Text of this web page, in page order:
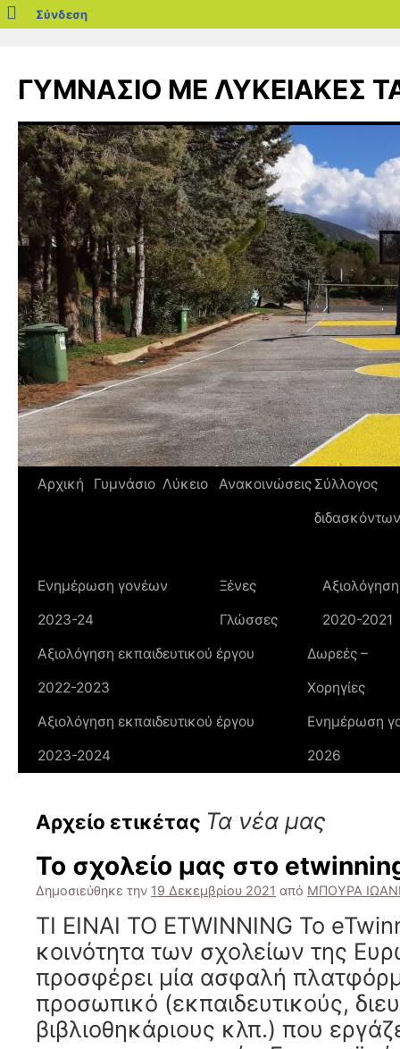
blogs.sch.gr
Σύνδεση
περιεχόμενο
ΓΥΜΝΑΣΙΟ ΜΕ ΛΥΚΕΙΑΚΕΣ
Αρχική Γυμνάσιο Λύκειο Ανακοινώσεις Σύλλογος
διδασκόντων
Ενημέρωση γονέων
2023-24
Ξένες
Γλώσσες
2020-2021
Αξιολόγηση εκπαιδευτικού έργου
2022-2023
Δωρεές –
Χορηγίες
Αξιολόγηση εκπαιδευτικού έργου
2023-2024
Ενημέρωση
2026
Αρχείο ετικέτας Τα νέα μας
Το σχολείο μας στο
Δημοσιεύθηκε την 19 Δεκεμβρίου 2021 από ΜΠΟΥΡΑ
TI EINAI TO ETWINNING To
κοινότητα των σχολείων της
προσφέρει μία ασφαλή
προσωπικό (εκπαιδευτικούς,
βιβλιοθηκάριους κλπ.) που